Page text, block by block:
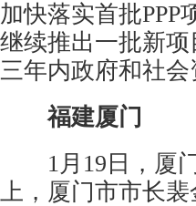
加快落实首批
继续推出一批新
三年内政府和社
福建厦门
1月19日，厦门
上，厦门市市长